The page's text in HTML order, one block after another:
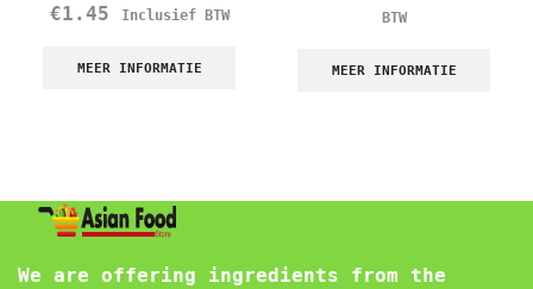
€1.45 Inclusief BTW
MEER INFORMATIE
BTW
MEER INFORMATIE
We are offering ingredients from the